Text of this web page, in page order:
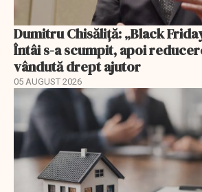
Dumitru Chisăliță: „Black
Întâi s-a scumpit, apoi
vândută drept ajutor
05 AUGUST 2026